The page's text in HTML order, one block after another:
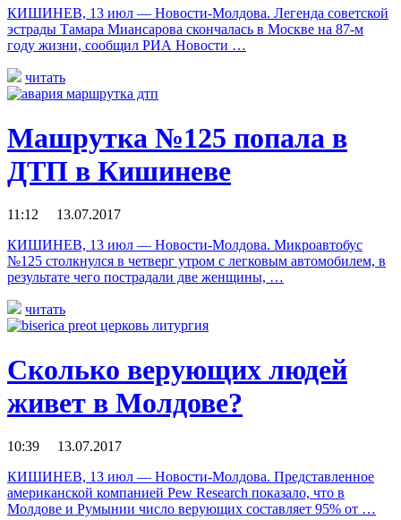
КИШИНЕВ, 13 июл — Новости-Молдова. Легенда советской
эстрады Тамара Миансарова скончалась в Москве на 87-м
году жизни, сообщил РИА Новости …
читать
Машрутка №125 попала в
ДТП в Кишиневе
11:12 13.07.2017
КИШИНЕВ, 13 июл — Новости-Молдова. Микроавтобус
№125 столкнулся в четверг утром с легковым автомобилем, в
результате чего пострадали две женщины, …
читать
Сколько верующих людей
живет в Молдове?
10:39 13.07.2017
КИШИНЕВ, 13 июл — Новости-Молдова. Представленное
американской компанией Pew Research показало, что в
Молдове и Румынии число верующих составляет 95% от …